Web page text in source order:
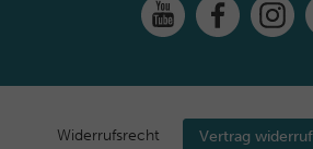
Widerrufs­recht Vertrag